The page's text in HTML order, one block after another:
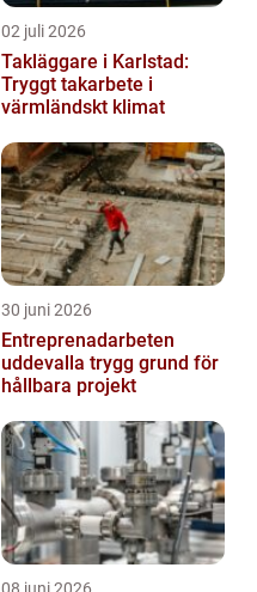
02 juli 2026
Takläggare i Karlstad:
Tryggt takarbete i
värmländskt klimat
30 juni 2026
Entreprenadarbeten
uddevalla trygg grund för
hållbara projekt